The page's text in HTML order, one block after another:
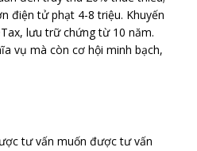
điện tử phạt 4-8 triệu. Khuyến
lưu trữ chứng từ 10 năm.
vụ mà còn cơ hội minh bạch,
tư vấn muốn được tư vấn